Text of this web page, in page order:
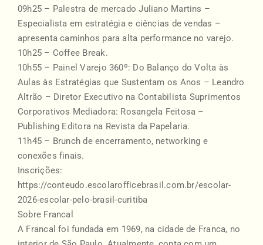
09h25 – Palestra de mercado Juliano Martins –
Especialista em estratégia e ciências de vendas –
apresenta caminhos para alta performance no varejo.
10h25 – Coffee Break.
10h55 – Painel Varejo 360º: Do Balanço do Volta às
Aulas às Estratégias que Sustentam os Anos – Leandro
Altrão – Diretor Executivo na Contabilista Suprimentos
Corporativos Mediadora: Rosangela Feitosa –
Publishing Editora na Revista da Papelaria.
11h45 – Brunch de encerramento, networking e
conexões finais.
Inscrições:
https://conteudo.escolarofficebrasil.com.br/escolar-
2026-escolar-pelo-brasil-curitiba
Sobre Francal
A Francal foi fundada em 1969, na cidade de Franca, no